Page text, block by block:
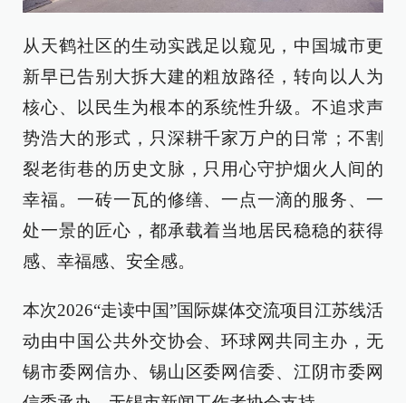
从天鹤社区的生动实践足以窥见，中国城市更
新早已告别大拆大建的粗放路径，转向以人为
核心、以民生为根本的系统性升级。不追求声
势浩大的形式，只深耕千家万户的日常；不割
裂老街巷的历史文脉，只用心守护烟火人间的
幸福。一砖一瓦的修缮、一点一滴的服务、一
处一景的匠心，都承载着当地居民稳稳的获得
感、幸福感、安全感。
本次2026“走读中国”国际媒体交流项目江苏线活
动由中国公共外交协会、环球网共同主办，无
锡市委网信办、锡山区委网信委、江阴市委网